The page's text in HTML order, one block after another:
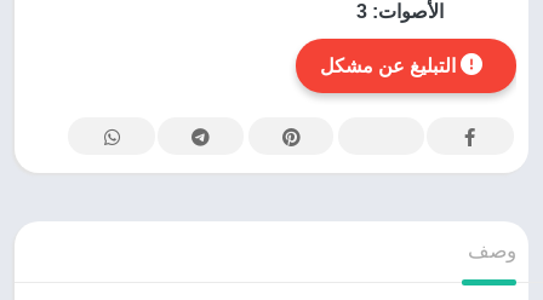
الأصوات: 3
التبليغ عن مشكل
وصف